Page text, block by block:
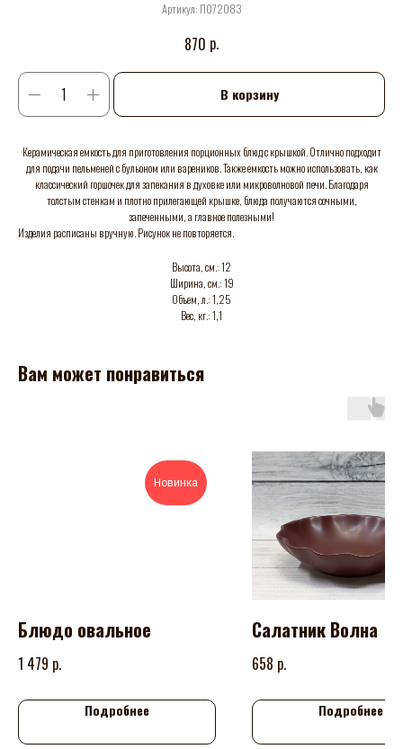
Артикул: П072083
870 р.
В корзину
Керамическая емкость для приготовления порционных блюд с крышкой. Отлично подходит
для подачи пельменей с бульоном или вареников. Также емкость можно использовать, как
классический горшочек для запекания в духовке или микроволновой печи. Благодаря
толстым стенкам и плотно прилегающей крышке, блюда получаются сочными,
запеченными, а главное полезными!
Изделия расписаны вручную. Рисунок не повторяется.
Высота, см.: 12
Ширина, см.: 19
Объем, л.: 1,25
Вес, кг.: 1,1
Вам может понравиться
Новинка
Блюдо овальное
1 479 р.
Подробнее
Салатник Волна
658 р.
Подробнее